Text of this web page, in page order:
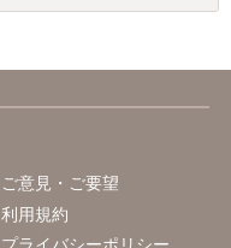
ご意見・ご要望
利用規約